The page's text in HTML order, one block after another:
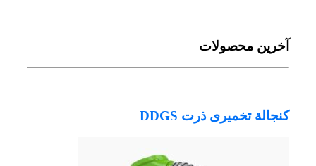
آخرین محصولات
کنجالة تخمیری ذرت DDGS